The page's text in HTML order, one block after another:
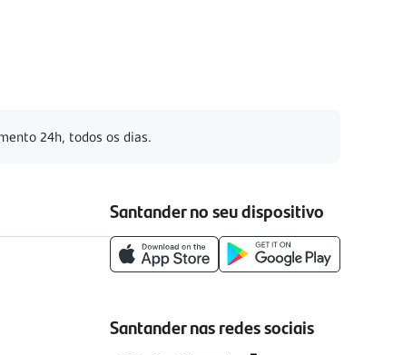
24h, todos os dias.
Santander no seu dispositivo
Santander nas redes sociais